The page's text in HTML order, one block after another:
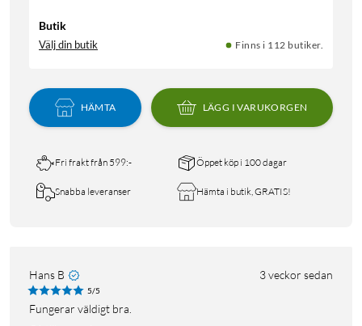
Butik
Välj din butik Finns i 112 butiker.
HÄMTA LÄGG I VARUKORGEN
Fri frakt från 599:- Öppet köp i 100 dagar
Snabba leveranser Hämta i butik, GRATIS!
Hans B 3 veckor sedan
5/5
Fungerar väldigt bra.